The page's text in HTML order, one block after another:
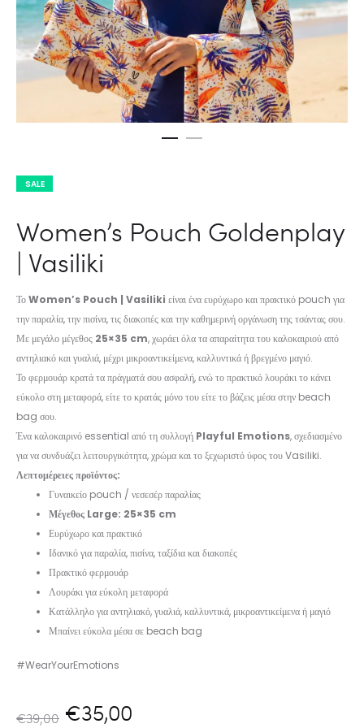
SALE
Women’s Pouch Goldenplay
| Vasiliki
ΤοWomen’s Pouch | Vasiliki είναι ένα ευρύχωρο και πρακτικό pouch για
την παραλία, την πισίνα, τις διακοπές και την καθημερινή οργάνωση της τσάντας σου.
Με μεγάλο μέγεθος 25×35 cm, χωράει όλα τα απαραίτητα του καλοκαιριού από
αντηλιακό και γυαλιά, μέχρι μικροαντικείμενα, καλλυντικά ή βρεγμένο μαγιό.
Το φερμουάρ κρατά τα πράγματά σου ασφαλή, ενώ το πρακτικό λουράκι το κάνει
εύκολο στη μεταφορά, είτε το κρατάς μόνο του είτε το βάζεις μέσα στην beach
bag σου.
Ένα καλοκαιρινό essential από τη συλλογή Playful Emotions, σχεδιασμένο
για να συνδυάζει λειτουργικότητα, χρώμα και το ξεχωριστό ύφος του Vasiliki.
Λεπτομέρειες προϊόντος:
Γυναικείο pouch / νεσεσέρ παραλίας
Μέγεθος Large: 25×35 cm
Ευρύχωρο και πρακτικό
Ιδανικό για παραλία, πισίνα, ταξίδια και διακοπές
Πρακτικό φερμουάρ
Λουράκι για εύκολη μεταφορά
Κατάλληλο για αντηλιακό, γυαλιά, καλλυντικά, μικροαντικείμενα ή μαγιό
Μπαίνει εύκολα μέσα σε beach bag
#WearYourEmotions
€39,00 Original
€35,00